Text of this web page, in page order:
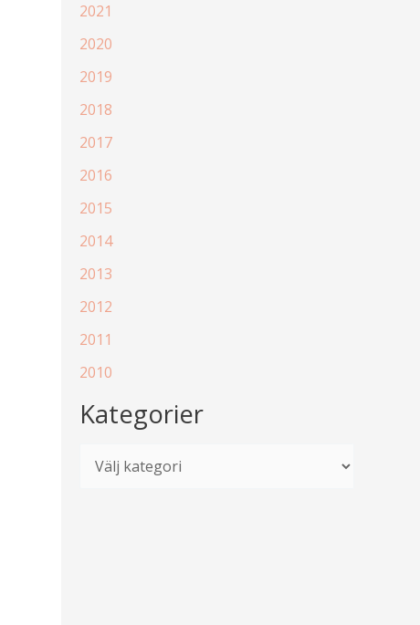
2021
2020
2019
2018
2017
2016
2015
2014
2013
2012
2011
2010
Kategorier